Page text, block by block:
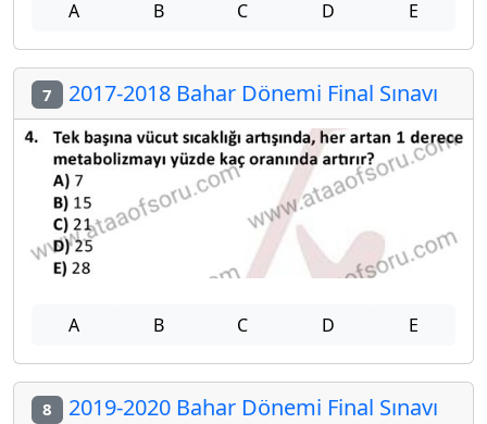
A B C D E
7 2017-2018 Bahar Dönemi Final Sınavı
A B C D E
8 2019-2020 Bahar Dönemi Final Sınavı